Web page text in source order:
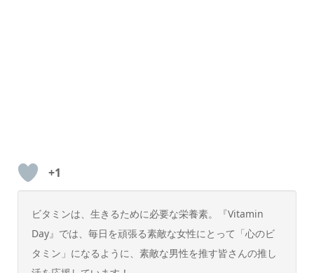
+1
ビタミンは、生きるために必要な栄養素。『Vitamin
Day』では、毎日を頑張る素敵な女性にとって「心のビ
タミン」になるように、素敵な男性を推す皆さんの推し